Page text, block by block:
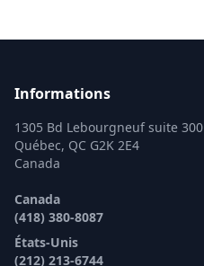
Informations
1305 Bd Lebourgneuf suite 300
Québec, QC G2K 2E4
Canada
Canada
(418) 380-8087
États-Unis
(212) 213-6744